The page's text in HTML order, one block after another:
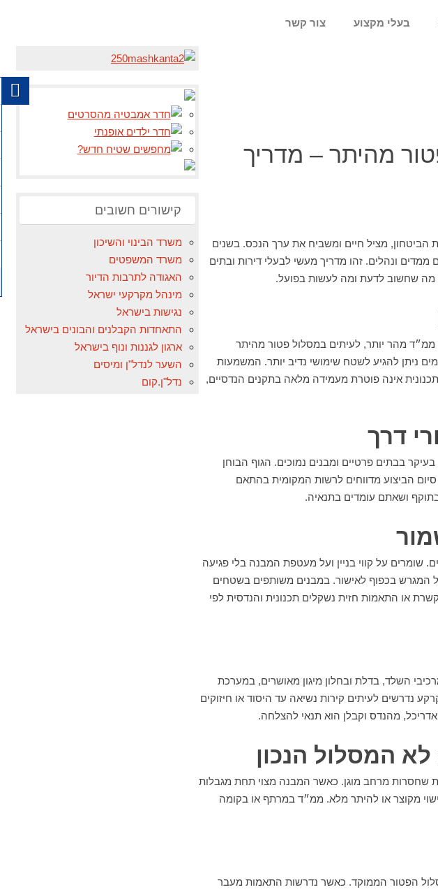
בעלי מקצוע צור קשר
מהיתר – מדריך
מציל חיים ומשביח את ערך הנכס. בשנים
ונהלים. זהו מדריך מעשי לבעלי דירות ובתים
מה שחשוב לדעת ומה לעשות בפועל.
מהר יותר, לעיתים במסלול פטור מהיתר
ניתן להגיע לשטח שימושי נדיב יותר. המשמעות
אינה פוטרת מעמידה מלאה בתקנים הנדסיים,
דרך
בבתים פרטיים ומבנים נמוכים. הגוף הבוחן
הביצוע מדווחים לרשות המקומית בהתאם
ושאתם עומדים בתנאיה.
שומרים על קווי בניין ועל מעטפת המבנה בלי פגיעה
המגרש בכפוף לאישור. במבנים משותפים בשטחים
או התאמות חזית נשקלים תכנונית והנדסית לפי
השלד, בדלת ובחלון מיגון מאושרים, במערכת
נדרשים לעיתים קירות נשיאה עד היסוד או חיזוקים
אדריכל, מהנדס וקבלן הוא תנאי להצלחה.
המסלול הנכון
שחסרות מרחב מוגן. כאשר המבנה מצוי תחת מגבלות
מקוצר או להיתר מלא. ממ״ד במרתף או בקומה
הפטור הממוקד. כאשר נדרשות התאמות מעבר
קישורים חשובים
משרד הבינוי והשיכון
משרד המשפטים
האגודה לתרבות הדיור
מינהל מקרקעי ישראל
נגישות בישראל
התאחדות הקבלנים והבונים בישראל
ארגון לגננות ונוף בישראל
השער לנדל"ן ומיסים
נדל"ן.קום